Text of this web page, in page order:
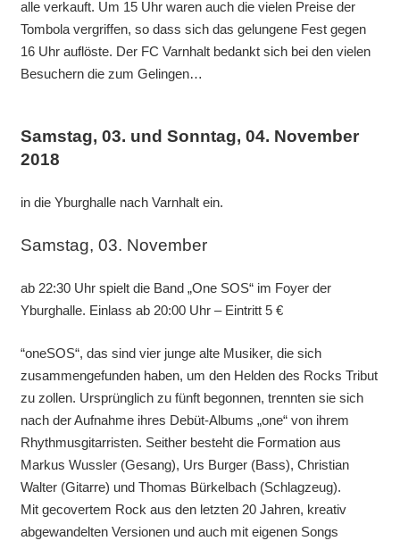
alle verkauft. Um 15 Uhr waren auch die vielen Preise der
Tombola vergriffen, so dass sich das gelungene Fest gegen
16 Uhr auflöste. Der FC Varnhalt bedankt sich bei den vielen
Besuchern die zum Gelingen…
Samstag, 03. und Sonntag, 04. November
2018
in die Yburghalle nach Varnhalt ein.
Samstag, 03. November
ab 22:30 Uhr spielt die Band „One SOS“ im Foyer der
Yburghalle. Einlass ab 20:00 Uhr – Eintritt 5 €
“oneSOS“, das sind vier junge alte Musiker, die sich
zusammengefunden haben, um den Helden des Rocks Tribut
zu zollen. Ursprünglich zu fünft begonnen, trennten sie sich
nach der Aufnahme ihres Debüt-Albums „one“ von ihrem
Rhythmusgitarristen. Seither besteht die Formation aus
Markus Wussler (Gesang), Urs Burger (Bass), Christian
Walter (Gitarre) und Thomas Bürkelbach (Schlagzeug).
Mit gecovertem Rock aus den letzten 20 Jahren, kreativ
abgewandelten Versionen und auch mit eigenen Songs